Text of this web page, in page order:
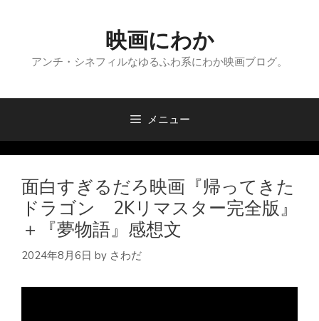
へ
映画にわか
アンチ・シネフィルなゆるふわ系にわか映画ブログ。
メニュー
面白すぎるだろ映画『帰ってきた
ドラゴン 2Kリマスター完全版』
＋『夢物語』感想文
2024年8月6日 by さわだ